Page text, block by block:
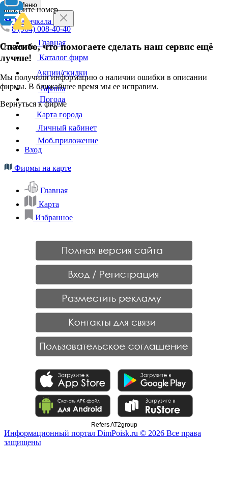
Выберите номер
8 (964) 008-40-40
Отменить
Спасибо, что помогаете сделать наш сервис ещё
лучше!
Мы получили информацию о наличии ошибки в описании
фирмы. В ближайшее время мы ее исправим.
Вернуться к фирме
Меню
Махачкала
Главная
Каталог фирм
Акции/скидки
Афиша
Погода
Карта города
Личный кабинет
Моб.приложение
Вход
Фирмы на карте
Главная
Карта
Избранное
Refers AT2group
Информационный портал DimPoisk.ru © 2026 Все права
защищены